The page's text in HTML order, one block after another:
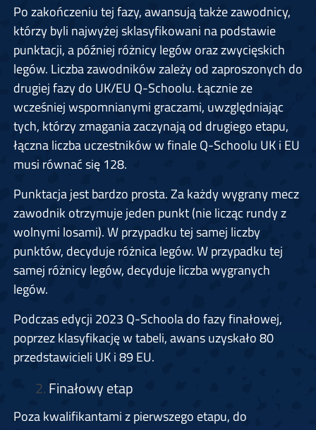
Po zakończeniu tej fazy, awansują także zawodnicy,
którzy byli najwyżej sklasyfikowani na podstawie
punktacji, a później różnicy legów oraz zwycięskich
legów. Liczba zawodników zależy od zaproszonych do
drugiej fazy do UK/EU Q-Schoolu. Łącznie ze
wcześniej wspomnianymi graczami, uwzględniając
tych, którzy zmagania zaczynają od drugiego etapu,
łączna liczba uczestników w finale Q-Schoolu UK i EU
musi równać się 128.
Punktacja jest bardzo prosta. Za każdy wygrany mecz
zawodnik otrzymuje jeden punkt (nie licząc rundy z
wolnymi losami). W przypadku tej samej liczby
punktów, decyduje różnica legów. W przypadku tej
samej różnicy legów, decyduje liczba wygranych
legów.
Podczas edycji 2023 Q-Schoola do fazy finałowej,
poprzez klasyfikację w tabeli, awans uzyskało 80
przedstawicieli UK i 89 EU.
Finałowy etap
Poza kwalifikantami z pierwszego etapu, do